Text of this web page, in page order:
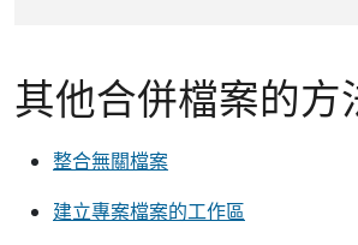
其他合併檔案的方
整合無關檔案
建立專案檔案的工作區